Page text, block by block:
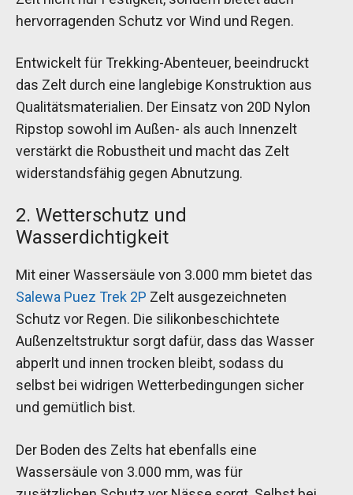
hervorragenden Schutz vor Wind und Regen.
Entwickelt für Trekking-Abenteuer, beeindruckt
das Zelt durch eine langlebige Konstruktion aus
Qualitätsmaterialien. Der Einsatz von 20D Nylon
Ripstop sowohl im Außen- als auch Innenzelt
verstärkt die Robustheit und macht das Zelt
widerstandsfähig gegen Abnutzung.
2. Wetterschutz und
Wasserdichtigkeit
Mit einer Wassersäule von 3.000 mm bietet das
Salewa Puez Trek 2P Zelt ausgezeichneten
Schutz vor Regen. Die silikonbeschichtete
Außenzeltstruktur sorgt dafür, dass das Wasser
abperlt und innen trocken bleibt, sodass du
selbst bei widrigen Wetterbedingungen sicher
und gemütlich bist.
Der Boden des Zelts hat ebenfalls eine
Wassersäule von 3.000 mm, was für